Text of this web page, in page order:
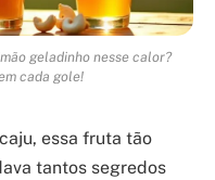
geladinho nesse calor?
cada gole!
essa fruta tão
tantos segredos